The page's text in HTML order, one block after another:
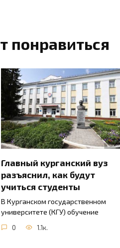
понравиться
Главный курганский вуз
разъяснил, как будут
учиться студенты
В Курганском государственном
университете (КГУ) обучение
0 1.1к.